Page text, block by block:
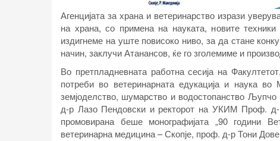
Агенцијата за храна и ветеринарство изрази
на храна, со примена на науката, новите
издигнеме на уште повисоко ниво, за да стане
начин, заклучи Атанансов, ќе го зголемиме и
Во претпладневната работна сесија на
потреби во ветеринарната едукација и наука во
земјоделство, шумарство и водостопанство
д-р Лазо Пендовски и ректорот на УКИМ Проф.
промовирана беше монографијата „90 години
ветеринарна медицина – Скопје, проф. д-р Тони